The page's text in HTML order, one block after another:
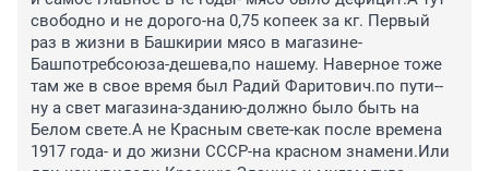
свободно и не дорого-на 0,75 копеек за кг. Первый
раз в жизни в Башкирии мясо в магазине-
Башпотребсоюза-дешева,по нашему. Наверное тоже
там же в свое время был Радий Фаритович.по пути--
ну а свет магазина-зданию-должно было быть на
Белом свете.А не Красным свете-как после времена
1917 года- и до жизни СССР-на красном знамени.Или